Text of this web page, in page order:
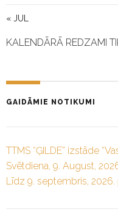
« JUL
KALENDĀRĀ REDZAMI
GAIDĀMIE NOTIKUMI
TTMS “ĢILDE” izstāde
Svētdiena, 9. August,
Līdz 9. septembris,